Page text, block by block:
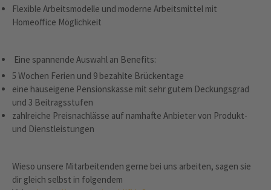
Flexible Arbeitsmodelle und moderne Arbeitsmittel mit
Homeoffice Möglichkeit
Eine spannende Auswahl an Benefits:
5 Wochen Ferien und 9 bezahlte Brückentage
eine hauseigene Pensionskasse mit sehr gutem Deckungsgrad
und 3 Beitragsstufen
zahlreiche Preisnachlässe auf namhafte Anbieter von Produkt-
und Dienstleistungen
Wieso unsere Mitarbeitenden gerne bei uns arbeiten, sagen sie
dir gleich selbst in folgendem